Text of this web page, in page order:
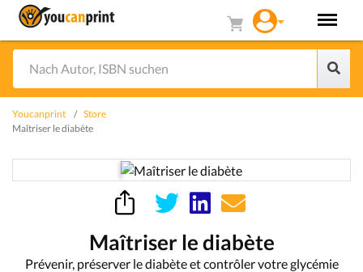
Youcanprint
Store
Maîtriser le diabète
Maîtriser le diabète
Prévenir, préserver le diabète et contrôler votre glycémie